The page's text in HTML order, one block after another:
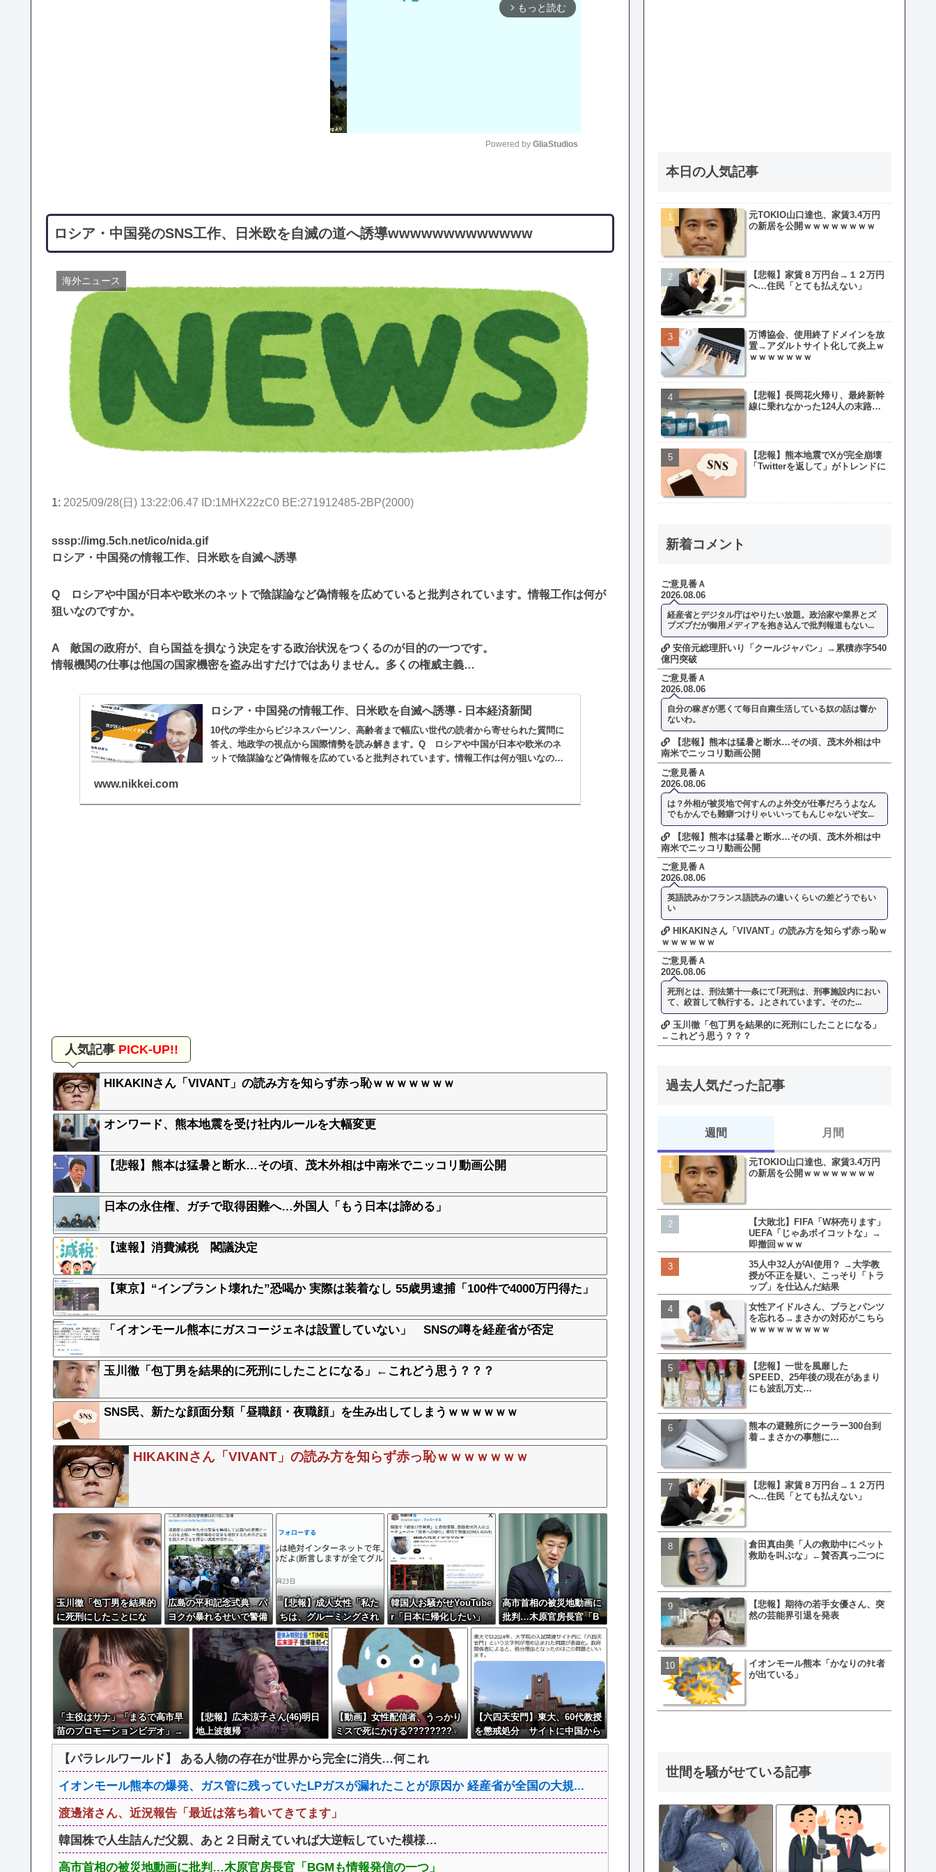
arrow_forward_ios もっと読む
e
Powered by GliaStudios
ロシア・中国発のSNS工作、日米欧を自滅の道へ誘導wwwwwwwwwwwww
海外ニュース
1: 2025/09/28(日) 13:22:06.47 ID:1MHX22zC0 BE:271912485-2BP(2000)
sssp://img.5ch.net/ico/nida.gif
ロシア・中国発の情報工作、日米欧を自滅へ誘導
Q ロシアや中国が日本や欧米のネットで陰謀論など偽情報を広めていると批判されています。情報工作は何が
狙いなのですか。
A 敵国の政府が、自ら国益を損なう決定をする政治状況をつくるのが目的の一つです。
情報機関の仕事は他国の国家機密を盗み出すだけではありません。多くの権威主義…
ロシア・中国発の情報工作、日米欧を自滅へ誘導 - 日本経済新聞
10代の学生からビジネスパーソン、高齢者まで幅広い世代の読者から寄せられた質問に
答え、地政学の視点から国際情勢を読み解きます。Q ロシアや中国が日本や欧米のネ
ットで陰謀論など偽情報を広めていると批判されています。情報工作は何が狙いなので
www.nikkei.com
人気記事PICK-UP!!
HIKAKINさん「VIVANT」の読み方を知らず赤っ恥ｗｗｗｗｗｗｗ
オンワード、熊本地震を受け社内ルールを大幅変更
【悲報】熊本は猛暑と断水…その頃、茂木外相は中南米でニッコリ動画公開
日本の永住権、ガチで取得困難へ…外国人「もう日本は諦める」
【速報】消費減税 閣議決定
【東京】“インプラント壊れた”恐喝か 実際は装着なし 55歳男逮捕「100件で4000万円得た」
「イオンモール熊本にガスコージェネは設置していない」 SNSの噂を経産省が否定
玉川徹「包丁男を結果的に死刑にしたことになる」←これどう思う？？？
SNS民、新たな顔面分類「昼職顔・夜職顔」を生み出してしまうｗｗｗｗｗｗ
HIKAKINさん「VIVANT」の読み方を知らず赤っ恥ｗｗｗｗｗｗｗ
玉川徹「包丁男を結果的
に死刑にしたことにな
る」←これどう思
う？？？
広島の平和記念式典 パ
ヨクが暴れるせいで警備
費９倍に
【悲報】成人女性「私た
ちは、グルーミングされ
た...」160万バズ
韓国人お騒がせYouTube
r「日本に帰化したい」
高市首相の被災地動画に
批判…木原官房長官「B
GMも情報発信の一つ」
「主役はサナ」「まるで高市早
苗のプロモーションビデオ」→
BGM付き被災地視察動画に批判
殺到
【悲報】広末涼子さん(46)明日
地上波復帰
【動画】女性配信者、うっかり
ミスで死にかける????????‍♀
【六四天安門】東大、60代教授
を懲戒処分 サイトに中国から
閲覧しにくい細工
【パラレルワールド】 ある人物の存在が世界から完全に消失…何これ
イオンモール熊本の爆発、ガス管に残っていたLPガスが漏れたことが原因か 経産省が全国の大規...
渡邊渚さん、近況報告「最近は落ち着いてきてます」
韓国株で人生詰んだ父親、あと２日耐えていれば大逆転していた模様…
高市首相の被災地動画に批判…木原官房長官「BGMも情報発信の一つ」
本日の人気記事
元TOKIO山口達也、家賃3.4万円
の新居を公開ｗｗｗｗｗｗｗｗ
【悲報】家賃８万円台→１２万円
へ…住民「とても払えない」
万博協会、使用終了ドメインを放
置→アダルトサイト化して炎上ｗ
ｗｗｗｗｗｗｗ
【悲報】長岡花火帰り、最終新幹
線に乗れなかった124人の末路…
【悲報】熊本地震でXが完全崩壊
「Twitterを返して」がトレンドに
新着コメント
ご意見番Ａ
2026.08.06
経産省とデジタル庁はやりたい放題。政治家や業界とズ
ブズブだが御用メディアを抱き込んで批判報道もない...
安倍元総理肝いり「クールジャパン」→累積赤字540
億円突破
ご意見番Ａ
2026.08.06
自分の稼ぎが悪くて毎日自粛生活している奴の話は響か
ないわ。
【悲報】熊本は猛暑と断水…その頃、茂木外相は中
南米でニッコリ動画公開
ご意見番Ａ
2026.08.06
は？外相が被災地で何すんのよ外交が仕事だろうよなん
でもかんでも難癖つけりゃいいってもんじゃないぞ女...
【悲報】熊本は猛暑と断水…その頃、茂木外相は中
南米でニッコリ動画公開
ご意見番Ａ
2026.08.06
英語読みかフランス語読みの違いくらいの差どうでもい
い
HIKAKINさん「VIVANT」の読み方を知らず赤っ恥ｗ
ｗｗｗｗｗｗ
ご意見番Ａ
2026.08.06
死刑とは、刑法第十一条にて｢死刑は、刑事施設内におい
て、絞首して執行する。｣とされています。そのた...
玉川徹「包丁男を結果的に死刑にしたことになる」
←これどう思う？？？
過去人気だった記事
週間
元TOKIO山口達也、家賃3.4万円
の新居を公開ｗｗｗｗｗｗｗｗ
【大敗北】FIFA「W杯売ります」
UEFA「じゃあボイコットな」→
即撤回ｗｗｗ
35人中32人がAI使用？ →大学教
授が不正を疑い、こっそり「トラ
ップ」を仕込んだ結果
女性アイドルさん、ブラとパンツ
を忘れる→まさかの対応がこちら
ｗｗｗｗｗｗｗｗｗ
【悲報】一世を風靡した
SPEED、25年後の現在があまり
にも波乱万丈…
熊本の避難所にクーラー300台到
着→まさかの事態に…
【悲報】家賃８万円台→１２万円
へ…住民「とても払えない」
倉田真由美「人の救助中にペット
救助を叫ぶな」←賛否真っ二つに
【悲報】期待の若手女優さん、突
然の芸能界引退を発表
イオンモール熊本「かなりのﾀﾋ者
が出ている」
月間
【悲報】東京着く前にHP尽
方民ｗｗｗ移動だけで瀕死
【ファーw】水着女子さん
オッサン盗撮してる…通報
てしまうw w w w w w w w
皇族確保策、天皇陛下の一
界ピリつくｗｗｗ
ない話"を暴露してしまうｗ
ｗｗｗｗｗ
ランサムウェア攻撃を受け
ネット民、橋本愛の５年前
福岡テレビ局にとんでもな
【衝撃】三笘が事故った時
有吉「うまくても絶対に行
世間を騒がせている記事